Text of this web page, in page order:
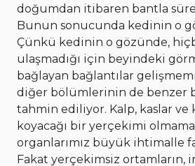
doğumdan itibaren bantla
Bunun sonucunda kedinin o
Çünkü kedinin o gözünde,
ulaşmadığı için beyindeki
bağlayan bağlantılar
diğer bölümlerinin de benzer
tahmin ediliyor. Kalp, kaslar ve
koyacağı bir yerçekimi
organlarımız büyük ihtimalle
Fakat yerçekimsiz ortamların,